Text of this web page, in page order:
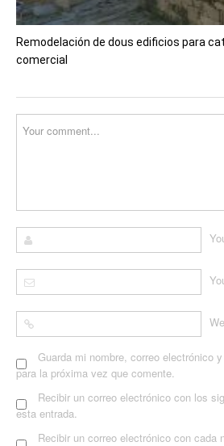
Remodelación de dous edificios para
comercial
Guarda mi nombre, correo electrónico
para la próxima vez que comente.
Recibir un correo electrónico con los
esta entrada.
Recibir un correo electrónico con cada